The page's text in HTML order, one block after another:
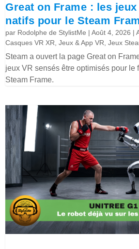
Great on Frame : les jeux
natifs pour le Steam
par Rodolphe de StylistMe |Août 4, 2026 |
Casques VR XR ,Jeux & App VR ,Jeux
Steam a ouvert la page Great on
jeux VR sensés être optimisés pour le
Steam Frame.